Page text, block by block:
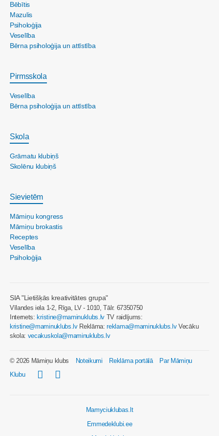
Bēbītis
Mazulis
Psiholoģija
Veselība
Bērna psiholoģija un attīstība
Pirmsskola
Veselība
Bērna psiholoģija un attīstība
Skola
Grāmatu klubiņš
Skolēnu klubiņš
Sievietēm
Māmiņu kongress
Māmiņu brokastis
Receptes
Veselība
Psiholoģija
SIA "Lietišķās kreativitātes grupa"
Vīlandes iela 1-2, Rīga, LV - 1010, Tālr. 67350750
Internets: kristine@maminuklubs.lv TV raidījums:
kristine@maminuklubs.lvReklāma:reklama@maminuklubs.lvVecāku
skola: vecakuskola@maminuklubs.lv
© 2026 Māmiņu klubs Noteikumi Reklāma portālā
Par Māmiņu
Klubu
Mamyciuklubas.lt
Emmedeklubi.ee